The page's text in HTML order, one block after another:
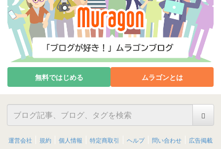
無料ではじめる ムラゴンとは
運営会社 規約 個人情報 特定商取引 ヘルプ 問い合わせ 広告掲載